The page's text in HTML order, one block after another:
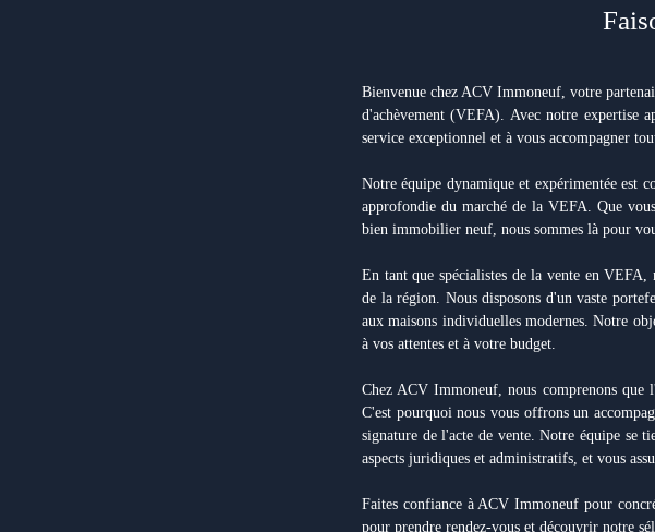
Bienvenue chez ACV Immoneuf, votre
d'achèvement (VEFA). Avec notre expertise
service exceptionnel et à vous accompagner
Notre équipe dynamique et expérimentée est
approfondie du marché de la VEFA. Que
bien immobilier neuf, nous sommes là pour
En tant que spécialistes de la vente en
de la région. Nous disposons d'un vaste
aux maisons individuelles modernes. Notre
à vos attentes et à votre budget.
Chez ACV Immoneuf, nous comprenons que
C'est pourquoi nous vous offrons un
signature de l'acte de vente. Notre équipe se
aspects juridiques et administratifs, et vous
Faites confiance à ACV Immoneuf pour
pour prendre rendez-vous et découvrir notre